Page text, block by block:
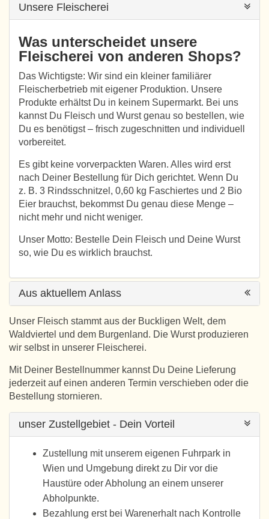
Unsere Fleischerei
Was unterscheidet unsere
Fleischerei von anderen Shops?
Das Wichtigste: Wir sind ein kleiner familiärer
Fleischerbetrieb mit eigener Produktion. Unsere
Produkte erhältst Du in keinem Supermarkt. Bei uns
kannst Du Fleisch und Wurst genau so bestellen, wie
Du es benötigst – frisch zugeschnitten und individuell
vorbereitet.
Es gibt keine vorverpackten Waren. Alles wird erst
nach Deiner Bestellung für Dich gerichtet. Wenn Du
z. B. 3 Rindsschnitzel, 0,60 kg Faschiertes und 2 Bio
Eier brauchst, bekommst Du genau diese Menge –
nicht mehr und nicht weniger.
Unser Motto: Bestelle Dein Fleisch und Deine Wurst
so, wie Du es wirklich brauchst.
Aus aktuellem Anlass
Unser Fleisch stammt aus der Buckligen Welt, dem
Waldviertel und dem Burgenland. Die Wurst produzieren
wir selbst in unserer Fleischerei.
Mit Deiner Bestellnummer kannst Du Deine Lieferung
jederzeit auf einen anderen Termin verschieben oder die
Bestellung stornieren.
unser Zustellgebiet - Dein Vorteil
Zustellung mit unserem eigenen Fuhrpark in
Wien und Umgebung direkt zu Dir vor die
Haustüre oder Abholung an einem unserer
Abholpunkte.
Bezahlung erst bei Warenerhalt nach Kontrolle